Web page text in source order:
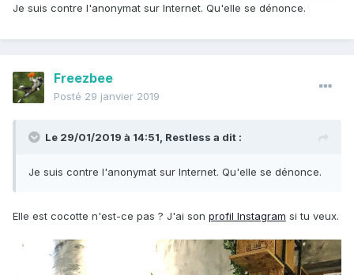
Je suis contre l'anonymat sur Internet. Qu'elle se dénonce.
Freezbee
Posté 29 janvier 2019
Le 29/01/2019 à 14:51, Restless a dit :
Je suis contre l'anonymat sur Internet. Qu'elle se dénonce.
Elle est cocotte n'est-ce pas ? J'ai son profil Instagram si tu veux.